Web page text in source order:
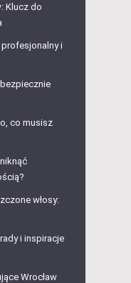
Klucz do
i
co musisz
włosy:
i inspiracje
Wrocław